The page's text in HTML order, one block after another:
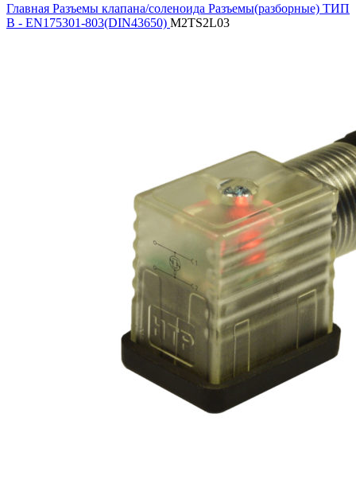
Главная Разъемы клапана/соленоида Разъемы(разборные) ТИП
B - EN175301-803(DIN43650) M2TS2L03